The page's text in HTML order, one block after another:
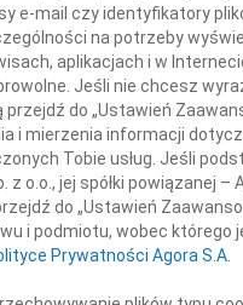
+
INNE
Aleksandra
Z wielkim
23.07.2026
Pani mec.
Edward Ciupak
Z wielkim
Stanisław
Z wielkim
e-mail czy identyfikatory
na potrzeby
aplikacjach i w
Jeśli nie chcesz
do „Ustawień
i mierzenia informacji
Tobie usług. Jeśli
jej spółki powiązanej –
do „Ustawień
i podmiotu, wobec którego
Prywatności Agora S.A.